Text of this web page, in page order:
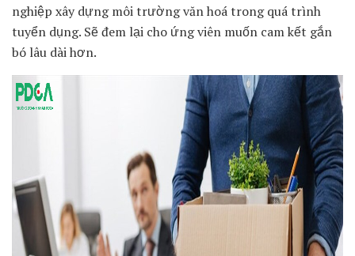
nghiệp xây dựng môi trường văn hoá trong quá trình
tuyển dụng. Sẽ đem lại cho ứng viên muốn cam kết gắn
bó lâu dài hơn.